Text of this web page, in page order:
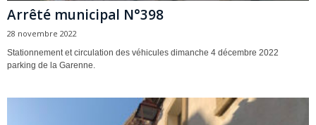
Arrêté municipal N°398
28 novembre 2022
Stationnement et circulation des véhicules dimanche 4 décembre 2022
parking de la Garenne.